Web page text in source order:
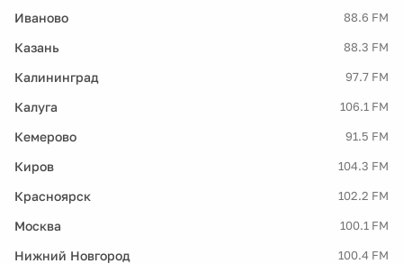
Иваново 88.6 FM
Казань 88.3 FM
Калининград 97.7 FM
Калуга 106.1 FM
Кемерово 91.5 FM
Киров 104.3 FM
Красноярск 102.2 FM
Москва 100.1 FM
Нижний Новгород 100.4 FM